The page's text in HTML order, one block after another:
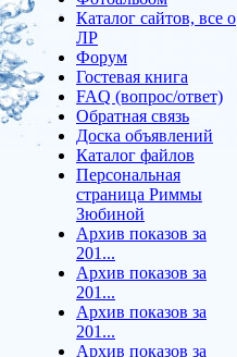
Каталог сайтов, все о
ЛР
Форум
Гостевая книга
FAQ (вопрос/ответ)
Обратная связь
Доска объявлений
Каталог файлов
Персональная
страница Риммы
Зюбиной
Архив показов за
201...
Архив показов за
201...
Архив показов за
201...
Архив показов за